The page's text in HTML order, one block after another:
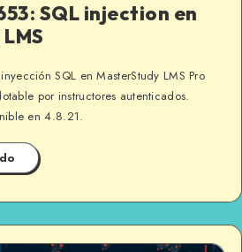
SQL injection en
SQL en MasterStudy LMS Pro
por instructores autenticados.
en 4.8.21.